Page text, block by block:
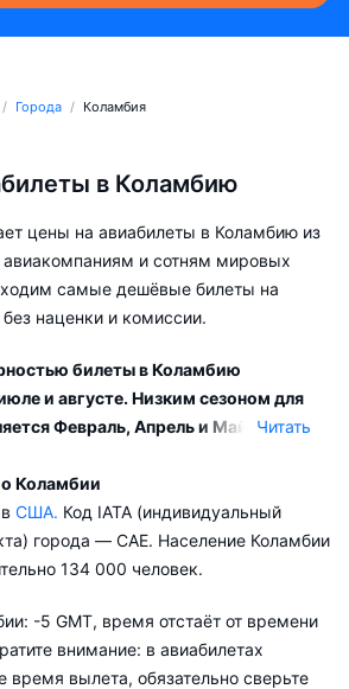
Города Коламбия
в Коламбию
цены на авиабилеты в Коламбию из
авиакомпаниям и сотням мировых
самые дешёвые билеты на
наценки и комиссии.
билеты в Коламбию
и августе. Низким сезоном для
Февраль, Апрель и Май. Читать
аэропортами: Коламбия.
выполняются 1 авиакомпанией.
авиакомпания Delta.
дней, оставшихся до вылета,
из в Коламбию может измениться
Коламбии
США. Код IATA (индивидуальный
CAE. Население Коламбии
134 000 человек.
-5 GMT, время отстаёт от времени
внимание: в авиабилетах
время вылета, обязательно сверьте